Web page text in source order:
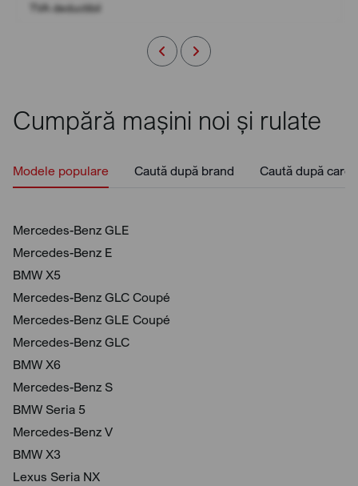
TVA deductibil
Cumpără mașini noi și rulate
Modele populare Caută după brand Caută după
Mercedes-Benz GLE
Mercedes-Benz E
BMW X5
Mercedes-Benz GLC Coupé
Mercedes-Benz GLE Coupé
Mercedes-Benz GLC
BMW X6
Mercedes-Benz S
BMW Seria 5
Mercedes-Benz V
BMW X3
Lexus Seria NX